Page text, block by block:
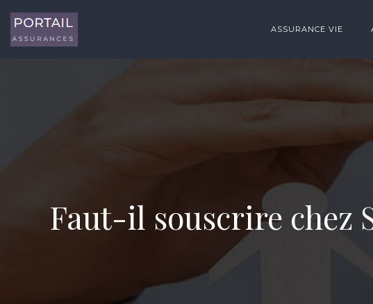
ASSURANCE VIE
Faut-il souscrire chez